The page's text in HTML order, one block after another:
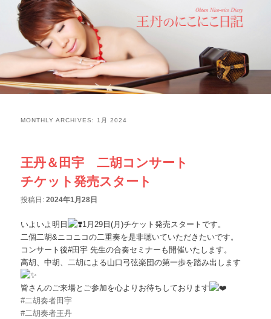
MONTHLY ARCHIVES: 1月 2024
王丹＆田宇 二胡コンサート
チケット発売スタート
投稿日:2024年1月28日
いよいよ明日
1月29日(月)チケット発売スタートです。
二個二胡&ニコニコの二重奏を是非聴いていただきたいです。
コンサート後#田宇 先生の合奏セミナーも開催いたします。
高胡、中胡、二胡による山口弓弦楽団の第一歩を踏み出します
皆さんのご来場とご参加を心よりお待ちしております
#二胡奏者田宇
#二胡奏者王丹